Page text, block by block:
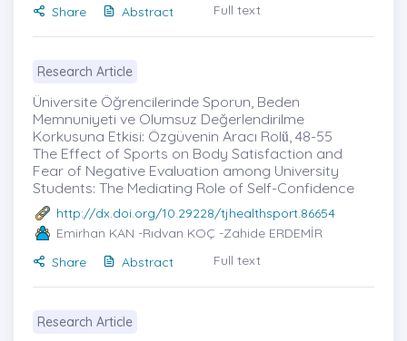
Share
Abstract Full text
Research Article
Üniversite Öğrencilerinde Sporun, Beden
Memnuniyeti ve Olumsuz Değerlendirilme
Korkusuna Etkisi: Özgüvenin Aracı Rolü̇, 48-55
The Effect of Sports on Body Satisfaction and
Fear of Negative Evaluation among University
Students: The Mediating Role of Self-Confidence
http://dx.doi.org/10.29228/tjhealthsport.86654
Emirhan KAN -Rıdvan KOÇ -Zahide ERDEMİR
Share
Abstract Full text
Research Article